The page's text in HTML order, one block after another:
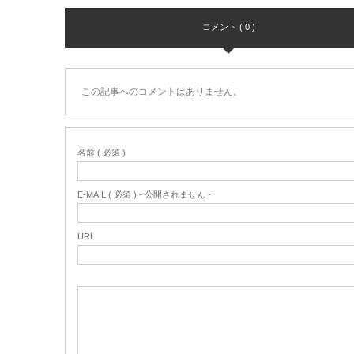
コメント ( 0 )
この記事へのコメントはありません。
名前 ( 必須 )
E-MAIL ( 必須 ) - 公開されません -
URL